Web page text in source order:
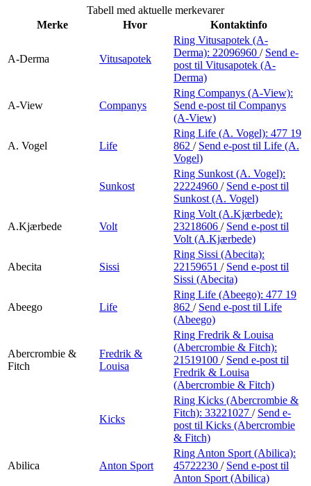
Åpningstider
Praktisk informasjon
Magasin
Tabell med aktuelle merkevarer
Merke
Hvor Kontaktinfo
A-Derma Vitusapotek
Ring Vitusapotek (A-
Derma): 22096960 / Send e-
post til Vitusapotek (A-
Derma)
A-View Companys
Ring Companys (A-View):
Send e-post til Companys
(A-View)
A. Vogel Life
Ring Life (A. Vogel): 477 19
862 / Send e-post til Life (A.
Vogel)
Sunkost
Ring Sunkost (A. Vogel):
22224960 / Send e-post til
Sunkost (A. Vogel)
A.Kjærbede Volt
Ring Volt (A.Kjærbede):
23218606 / Send e-post til
Volt (A.Kjærbede)
Abecita Sissi
Ring Sissi (Abecita):
22159651 / Send e-post til
Sissi (Abecita)
Abeego Life
Ring Life (Abeego): 477 19
862 / Send e-post til Life
(Abeego)
Abercrombie &
Fitch
Fredrik &
Louisa
Ring Fredrik & Louisa
(Abercrombie & Fitch):
21519100 / Send e-post til
Fredrik & Louisa
(Abercrombie & Fitch)
Kicks
Ring Kicks (Abercrombie &
Fitch): 33221027 / Send e-
post til Kicks (Abercrombie
& Fitch)
Abilica Anton Sport
Ring Anton Sport (Abilica):
45722230 / Send e-post til
Anton Sport (Abilica)